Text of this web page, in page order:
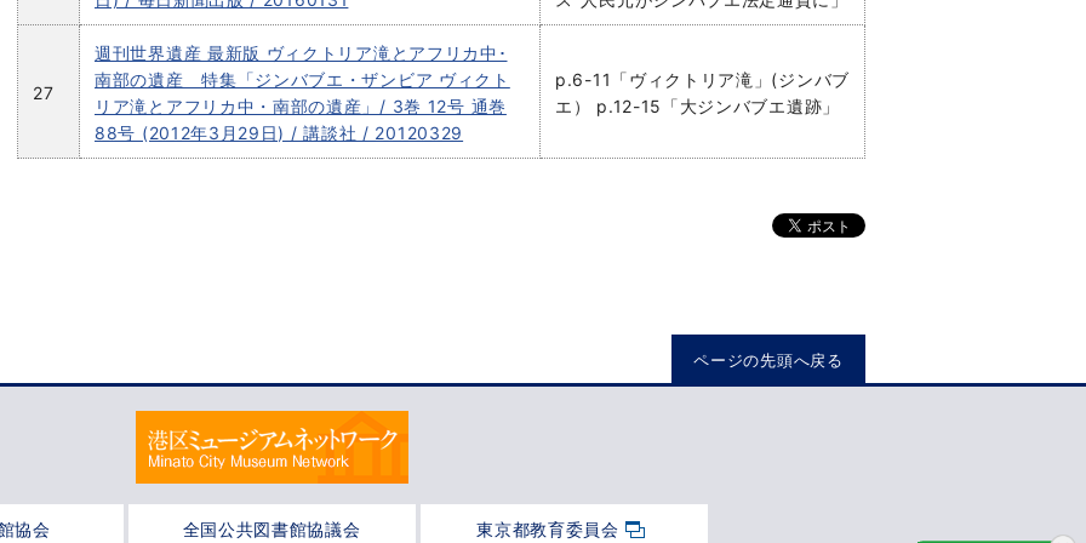
27
週刊世界遺産 最新版 ヴィクトリア滝とアフリカ中･
南部の遺産 特集「ジンバブエ・ザンビア ヴィクト
リア滝とアフリカ中・南部の遺産」/ 3巻 12号 通巻
88号 (2012年3月29日) / 講談社 / 20120329
p.6-11「ヴィクトリア滝」(ジンバブ
エ） p.12-15「大ジンバブエ遺跡」
ページの先頭へ戻る
協会 全国公共図書館協議会 東京都教育委員会